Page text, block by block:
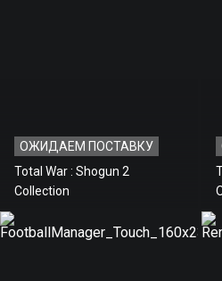
ОЖИДАЕМ ПОСТАВКУ
Total War : Shogun 2
Collection